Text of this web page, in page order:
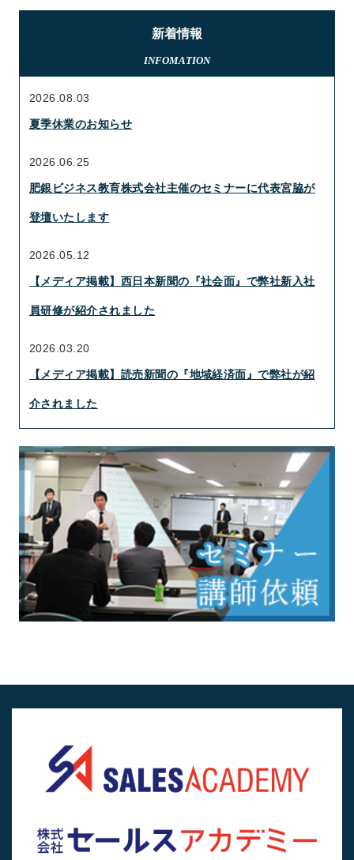
新着情報
INFOMATION
夏季休業のお知らせ
2026.08.03
肥銀ビジネス教育株式会社主催のセミナーに代表宮脇が
登壇いたします
2026.06.25
【メディア掲載】西日本新聞の『社会面』で弊社新入社
員研修が紹介されました
2026.05.12
【メディア掲載】読売新聞の『地域経済面』で弊社が紹
介されました
2026.03.20